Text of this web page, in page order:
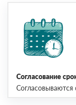
Согласование
Согласовываются